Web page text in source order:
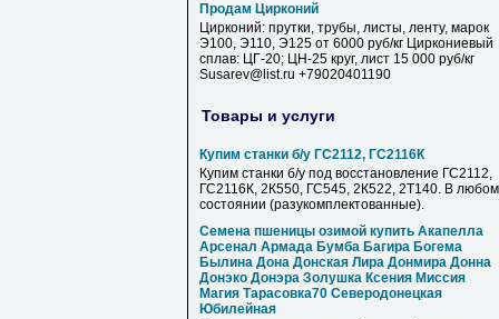
Продам Цирконий
Цирконий: прутки, трубы, листы, ленту, марок
Э100, Э110, Э125 от 6000 руб/кг Циркониевый
сплав: ЦГ-20; ЦН-25 круг, лист 15 000 руб/кг
Susarev@list.ru +79020401190
Товары и услуги
Купим станки б/у ГС2112, ГС2116К
Купим станки б/у под восстановление ГС2112,
ГС2116К, 2К550, ГС545, 2К522, 2Т140. В любом
состоянии (разукомплектованные).
Семена пшеницы озимой купить Акапелла
Арсенал Армада Бумба Багира Богема
Былина Дона Донская Лира Донмира Донна
Донэко Донэра Золушка Ксения Миссия
Магия Тарасовка70 Северодонецкая
Юбилейная